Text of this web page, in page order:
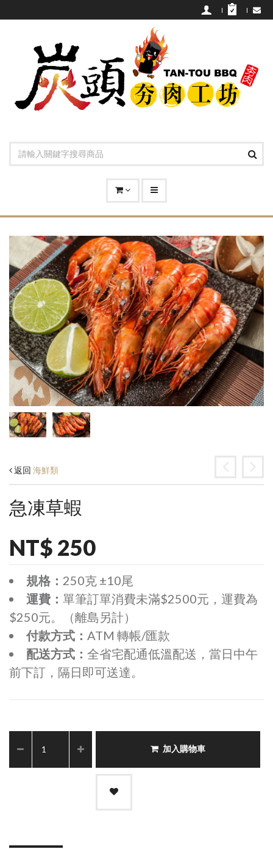
返回 海鮮類
急凍草蝦
NT$ 250
規格： 250克 ±10尾
運費： 單筆訂單消費未滿$2500元，運費為
$250元。（離島另計）
付款方式： ATM 轉帳/匯款
配送方式： 全省宅配通低溫配送，當日中午
前下訂，隔日即可送達。
加入購物車